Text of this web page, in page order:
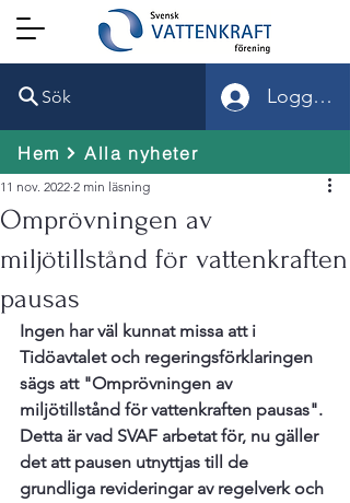
Sök Logga in
Hem Alla nyheter
Omprövningen av
miljötillstånd för vattenkraften
pausas
11 nov. 2022 2 min läsning
Ingen har väl kunnat missa att i
Tidöavtalet och regeringsförklaringen
sägs att "Omprövningen av
miljötillstånd för vattenkraften pausas".
Detta är vad SVAF arbetat för, nu gäller
det att pausen utnyttjas till de
grundliga revideringar av regelverk och